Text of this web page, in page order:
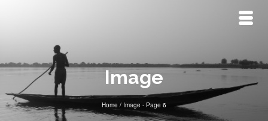
Image
Home / Image - Page 6